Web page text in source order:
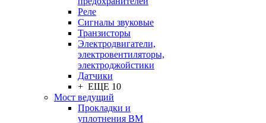
Реле
Сигналы звуковые
Транзисторы
Электродвигатели,
электровентиляторы,
электроджойстики
Датчики
+ ЕЩЕ 10
Мост ведущий
Прокладки и
уплотнения ВМ